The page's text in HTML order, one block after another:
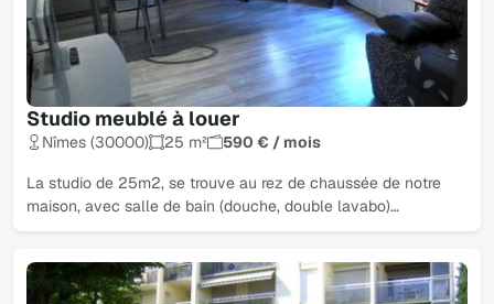
Studio meublé à louer
Nîmes (30000) 25 m² 590 € / mois
La studio de 25m2, se trouve au rez de chaussée de notre
maison, avec salle de bain (douche, double lavabo)…